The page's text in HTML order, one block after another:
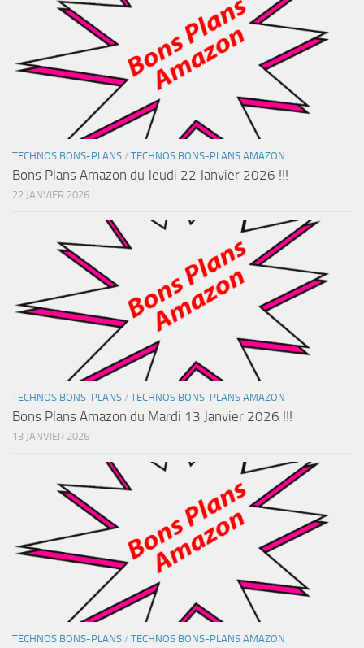
TECHNOS BONS-PLANS / TECHNOS BONS-PLANS AMAZON
Bons Plans Amazon du Jeudi 22 Janvier 2026 !!!
22 JANVIER 2026
TECHNOS BONS-PLANS / TECHNOS BONS-PLANS AMAZON
Bons Plans Amazon du Mardi 13 Janvier 2026 !!!
13 JANVIER 2026
TECHNOS BONS-PLANS / TECHNOS BONS-PLANS AMAZON